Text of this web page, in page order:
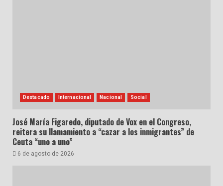
Destacado Internacional Nacional Social
José María Figaredo, diputado de Vox en el Congreso,
reitera su llamamiento a “cazar a los inmigrantes” de
Ceuta “uno a uno”
6 de agosto de 2026